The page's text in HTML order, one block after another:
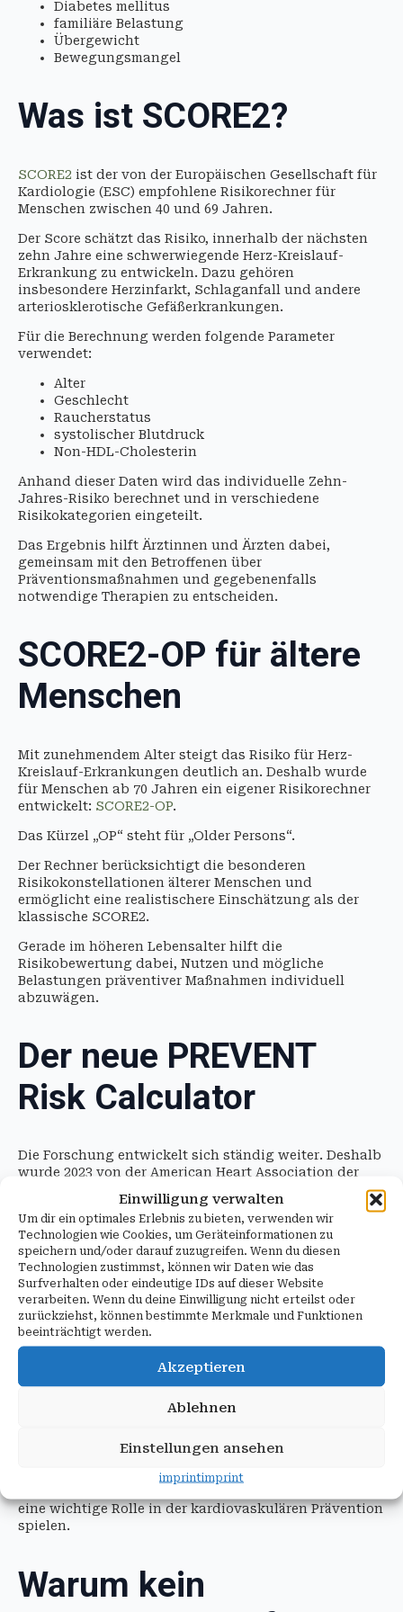
Einwilligung verwalten
Um dir ein optimales Erlebnis zu bieten, verwenden wir
Technologien wie Cookies, um Geräteinformationen zu
speichern und/oder darauf zuzugreifen. Wenn du diesen
Technologien zustimmst, können wir Daten wie das
Surfverhalten oder eindeutige IDs auf dieser Website
verarbeiten. Wenn du deine Einwilligung nicht erteilst oder
zurückziehst, können bestimmte Merkmale und Funktionen
beeinträchtigt werden.
Akzeptieren
Ablehnen
Einstellungen ansehen
imprintimprint
Diabetes mellitus
familiäre Belastung
Übergewicht
Bewegungsmangel
Was ist SCORE2?
SCORE2 ist der von der Europäischen Gesellschaft für
Kardiologie (ESC) empfohlene Risikorechner für
Menschen zwischen 40 und 69 Jahren.
Der Score schätzt das Risiko, innerhalb der nächsten
zehn Jahre eine schwerwiegende Herz-Kreislauf-
Erkrankung zu entwickeln. Dazu gehören
insbesondere Herzinfarkt, Schlaganfall und andere
arteriosklerotische Gefäßerkrankungen.
Für die Berechnung werden folgende Parameter
verwendet:
Alter
Geschlecht
Raucherstatus
systolischer Blutdruck
Non-HDL-Cholesterin
Anhand dieser Daten wird das individuelle Zehn-
Jahres-Risiko berechnet und in verschiedene
Risikokategorien eingeteilt.
Das Ergebnis hilft Ärztinnen und Ärzten dabei,
gemeinsam mit den Betroffenen über
Präventionsmaßnahmen und gegebenenfalls
notwendige Therapien zu entscheiden.
SCORE2-OP für ältere
Menschen
Mit zunehmendem Alter steigt das Risiko für Herz-
Kreislauf-Erkrankungen deutlich an. Deshalb wurde
für Menschen ab 70 Jahren ein eigener Risikorechner
entwickelt: SCORE2-OP.
Das Kürzel „OP“ steht für „Older Persons“.
Der Rechner berücksichtigt die besonderen
Risikokonstellationen älterer Menschen und
ermöglicht eine realistischere Einschätzung als der
klassische SCORE2.
Gerade im höheren Lebensalter hilft die
Risikobewertung dabei, Nutzen und mögliche
Belastungen präventiver Maßnahmen individuell
abzuwägen.
Der neue PREVENT
Risk Calculator
Die Forschung entwickelt sich ständig weiter. Deshalb
wurde 2023 von der American Heart Association der
Dieses neue Modell erweitert die klassische
Risikoberechnung und berücksichtigt zusätzliche
Einflussfaktoren.
Dazu gehören unter anderem:
Nierenfunktion
Stoffwechselparameter
Körpergewicht
weitere gesundheitsrelevante Faktoren
genauer abzuschätzen und Präventionsmaßnahmen
PREVENT wird derzeit zunehmend in
wissenschaftlichen Studien und klinischen
eine wichtige Rolle in der kardiovaskulären Prävention
spielen.
Warum kein